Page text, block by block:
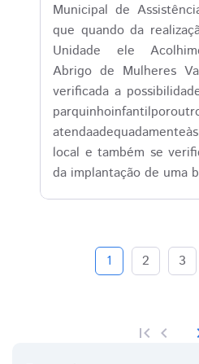
Municipal de
que quando da
Unidade ele
Abrigo de Mulheres
verificada a
local e também se
da implantação de uma
first_page chevron_left
1 2 3